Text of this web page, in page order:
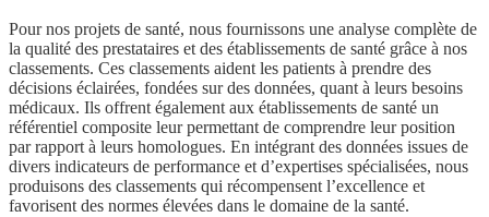
Pour nos projets de santé, nous fournissons une analyse complète de
la qualité des prestataires et des établissements de santé grâce à nos
classements. Ces classements aident les patients à prendre des
décisions éclairées, fondées sur des données, quant à leurs besoins
médicaux. Ils offrent également aux établissements de santé un
référentiel composite leur permettant de comprendre leur position
par rapport à leurs homologues. En intégrant des données issues de
divers indicateurs de performance et d’expertises spécialisées, nous
produisons des classements qui récompensent l’excellence et
favorisent des normes élevées dans le domaine de la santé.